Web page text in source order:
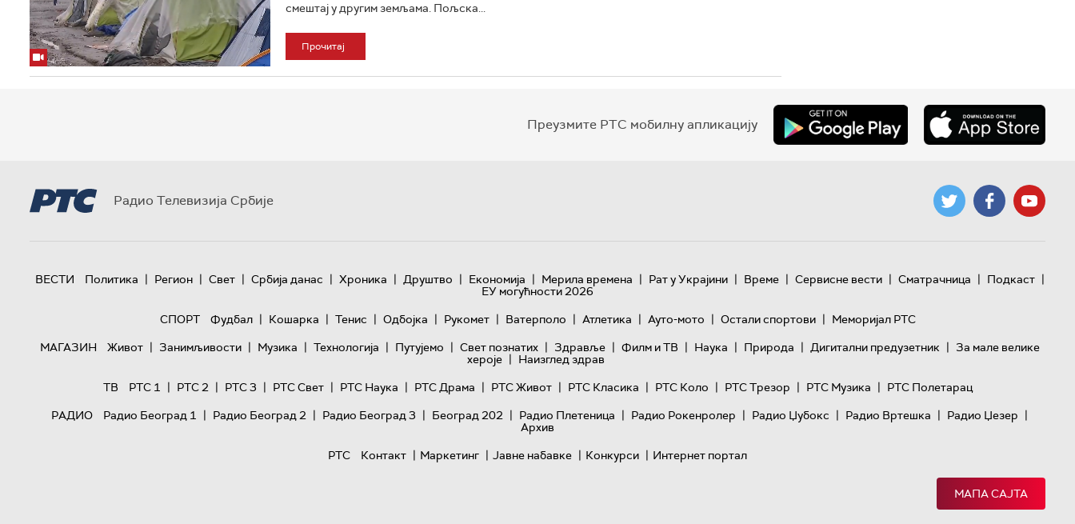
смештај у другим земљама. Пољска...
Прочитај
Преузмите РТС мобилну апликацију
Радио Телевизија Србије
ВЕСТИ Политика | Регион | Свет | Србија данас | Хроника | Друштво | Економија | Мерила времена | Рат у Украјини | Време | Сервисне вести | Сматрачница | Подкаст |
ЕУ могућности 2026
СПОРТ
Фудбал | Кошарка | Тенис | Одбојка | Рукомет | Ватерполо | Атлетика | Ауто-мото | Остали спортови | Меморијал РТС
МАГАЗИН
Живот | Занимљивости | Музика | Технологијa | Путујемо | Свет познатих | Здравље | Филм и ТВ | Наука | Природа | Дигитални предузетник | За мале велике
хероје | Наизглед здрав
ТВ
РТС 1 | РТС 2 | РТС 3 | РТС Свет | РТС Наука | РТС Драма | РТС Живот | РТС Класика | РТС Коло | РТС Трезор | РТС Музика | РТС Полетарац
РАДИО
Радио Београд 1 | Радио Београд 2 | Радио Београд 3 | Београд 202 | Радио Плетеница | Радио Рокенролер | Радио Џубокс | Радио Вртешка | Радио Џезер |
Архив
РТС
Контакт | Маркетинг | Јавне набавке | Конкурси | Интернет портал
МАПА САЈТА